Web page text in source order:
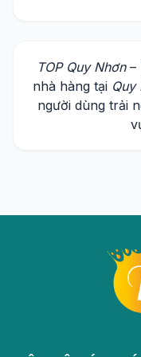
TOP Quy Nhơn–
nhà hàng tại Quy
người dùng trải